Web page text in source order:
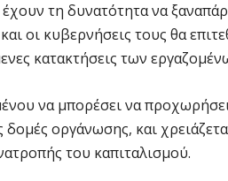
τη δυνατότητα να
και οι κυβερνήσεις τους θα
κατακτήσεις των
να μπορέσει να
δομές οργάνωσης, και
του καπιταλισμού.